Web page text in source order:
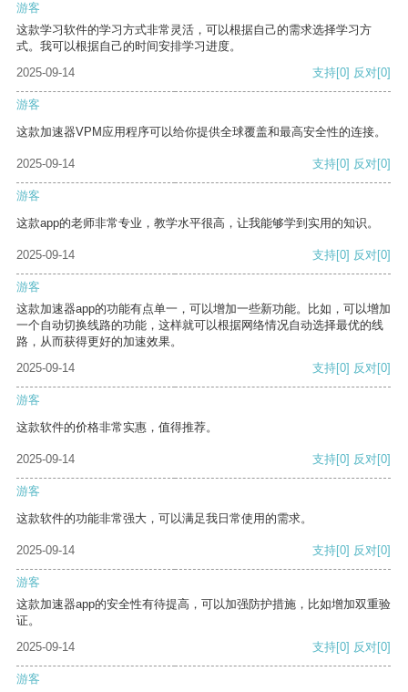
游客
这款学习软件的学习方式非常灵活，可以根据自己的需求选择学习方
式。我可以根据自己的时间安排学习进度。
2025-09-14
支持[0] 反对[0]
游客
这款加速器VPM应用程序可以给你提供全球覆盖和最高安全性的连接。
2025-09-14 支持[0] 反对[0]
游客
这款app的老师非常专业，教学水平很高，让我能够学到实用的知识。
2025-09-14 支持[0] 反对[0]
游客
这款加速器app的功能有点单一，可以增加一些新功能。比如，可以增加
一个自动切换线路的功能，这样就可以根据网络情况自动选择最优的线
路，从而获得更好的加速效果。
2025-09-14
支持[0] 反对[0]
游客
这款软件的价格非常实惠，值得推荐。
2025-09-14 支持[0] 反对[0]
游客
这款软件的功能非常强大，可以满足我日常使用的需求。
2025-09-14 支持[0] 反对[0]
游客
这款加速器app的安全性有待提高，可以加强防护措施，比如增加双重验
证。
2025-09-14
支持[0] 反对[0]
游客